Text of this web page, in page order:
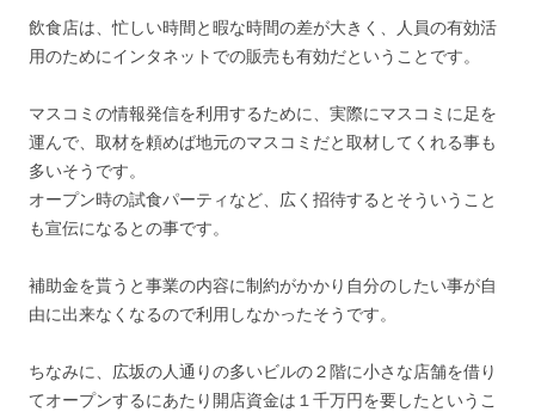
飲食店は、忙しい時間と暇な時間の差が大きく、人員の有効活
用のためにインタネットでの販売も有効だということです。
マスコミの情報発信を利用するために、実際にマスコミに足を
運んで、取材を頼めば地元のマスコミだと取材してくれる事も
多いそうです。
オープン時の試食パーティなど、広く招待するとそういうこと
も宣伝になるとの事です。
補助金を貰うと事業の内容に制約がかかり自分のしたい事が自
由に出来なくなるので利用しなかったそうです。
ちなみに、広坂の人通りの多いビルの２階に小さな店舗を借り
てオープンするにあたり開店資金は１千万円を要したというこ